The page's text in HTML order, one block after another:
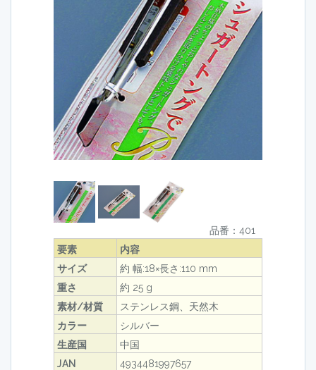
品番：401
要素
内容
サイズ
約 幅:18×長さ:110 mm
重さ
約 25 g
素材/材質
ステンレス鋼、天然木
カラー
シルバー
生産国
中国
JAN
4934481997657